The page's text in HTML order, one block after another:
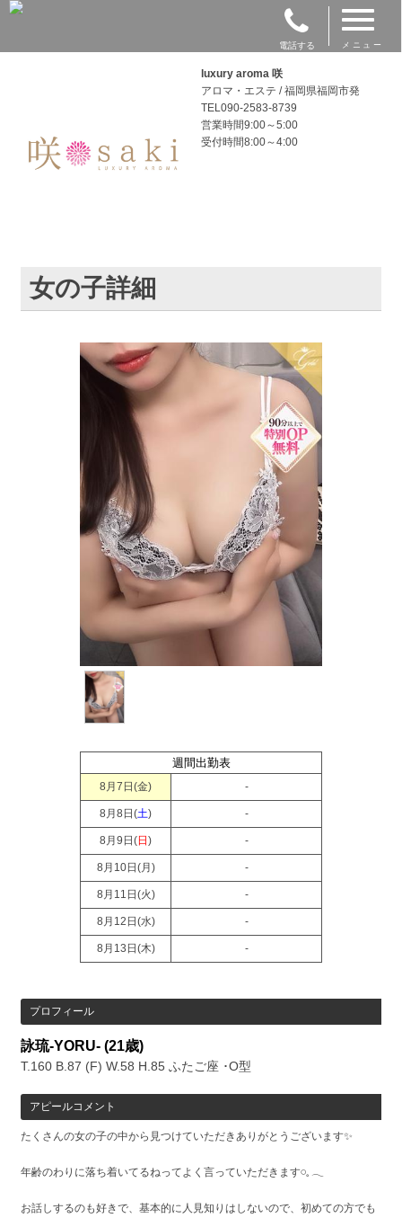
電話する メニュー
luxury aroma 咲
アロマ・エステ / 福岡県福岡市発
TEL090-2583-8739
営業時間9:00～5:00
受付時間8:00～4:00
女の子詳細
週間出勤表
8月7日(金) -
8月8日(土) -
8月9日(日) -
8月10日(月) -
8月11日(火) -
8月12日(水) -
8月13日(木) -
プロフィール
詠琉-YORU-(21歳)
T.160 B.87 (F) W.58 H.85 ふたご座 ･O型
アピールコメント
たくさんの女の子の中から見つけていただきありがとうございます✨️
年齢のわりに落ち着いてるねってよく言っていただきます𓏸︎︎︎︎⁡𓈒 𓂃
お話しするのも好きで、基本的に人見知りはしないので、初めての方でも